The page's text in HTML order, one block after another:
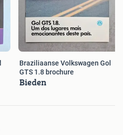
Braziliaanse Volkswagen Gol
GTS 1.8 brochure
Bieden